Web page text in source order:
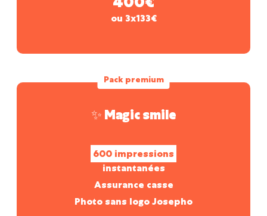
ou 3x133€
Pack premium
✨ Magic smile
600 impressions
instantanées
Assurance casse
Photo sans logo Josepho